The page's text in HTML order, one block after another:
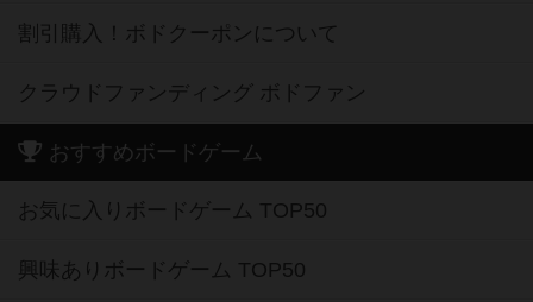
割引購入！ボドクーポンについて
クラウドファンディング ボドファン
おすすめボードゲーム
お気に入りボードゲーム TOP50
興味ありボードゲーム TOP50